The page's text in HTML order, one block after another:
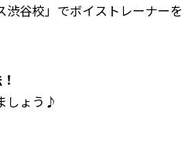
谷校」でボイストレーナーを
しょう♪